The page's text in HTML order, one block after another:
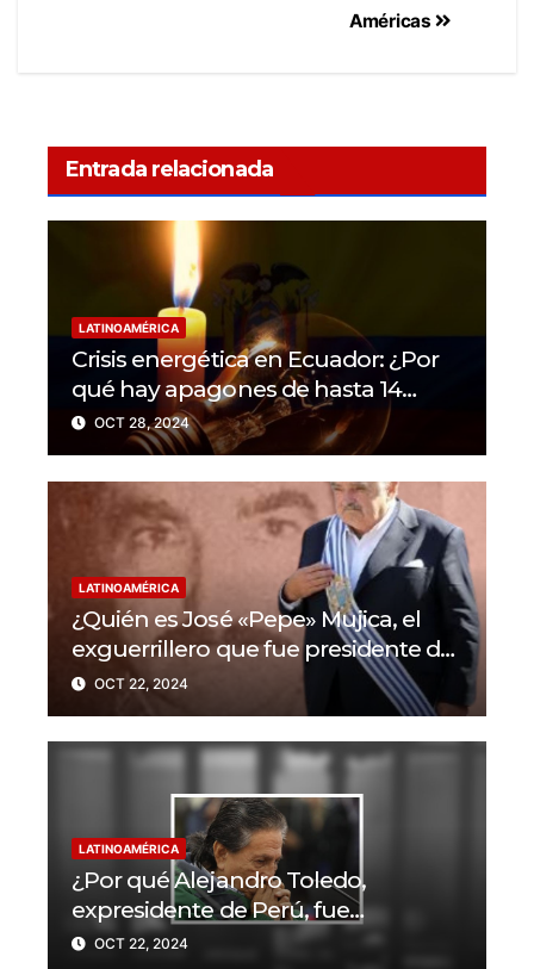
Américas
Entrada relacionada
LATINOAMÉRICA
Crisis energética en Ecuador: ¿Por
qué hay apagones de hasta 14
horas al día?
OCT 28, 2024
LATINOAMÉRICA
¿Quién es José «Pepe» Mujica, el
exguerrillero que fue presidente de
Uruguay?
OCT 22, 2024
LATINOAMÉRICA
¿Por qué Alejandro Toledo,
expresidente de Perú, fue
condenado a 20 años de prisión?
OCT 22, 2024